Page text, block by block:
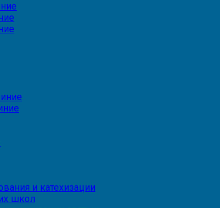
и катехизации
школ